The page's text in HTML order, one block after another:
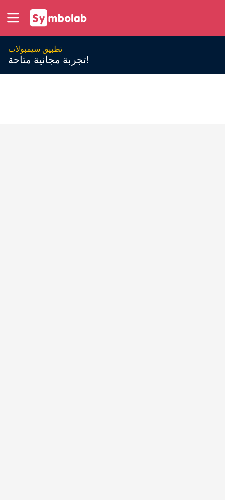
تطبيق سيمبولاب
تجربة مجانية متاحة!